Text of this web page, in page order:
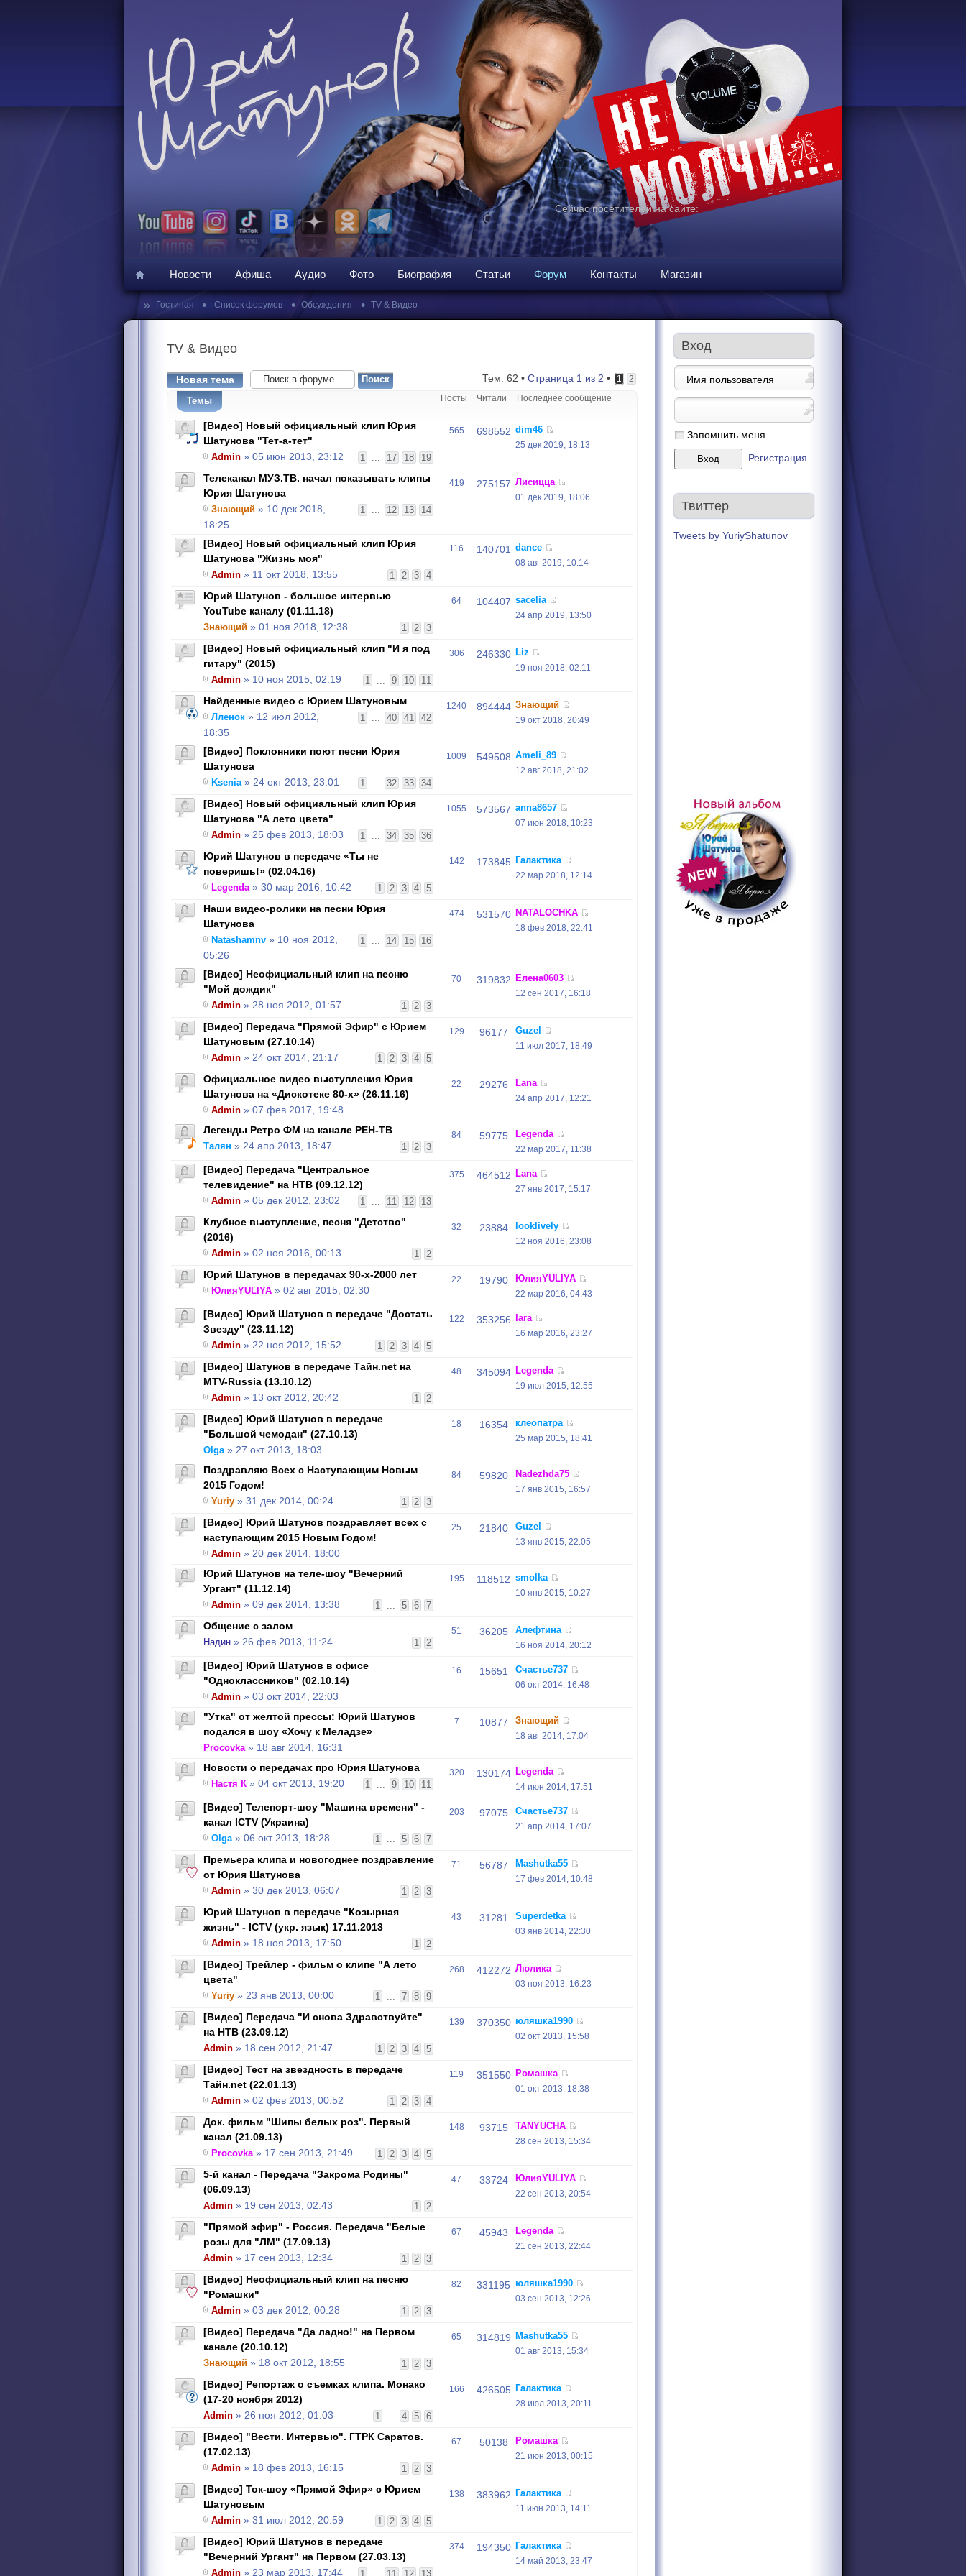
Сейчас посетителей на сайте:
Новости Афиша Аудио Фото Биография Статьи Форум Контакты Магазин
» Гостиная • Список форумов • Обсуждения • TV & Видео
TV & Видео
Новая тема Тем: 62 • Страница 1 из 2 • 1 2
Темы Посты Читали Последнее сообщение
[Видео] Новый официальный клип Юрия
Шатунова "Тет-а-тет"
1 ... 17 18 19
Admin » 05 июн 2013, 23:12
565 698552 dim46
25 дек 2019, 18:13
Телеканал МУЗ.ТВ. начал показывать клипы
Юрия Шатунова
1 ... 12 13 14
Знающий » 10 дек 2018,
18:25
419 275157 Лисицца
01 дек 2019, 18:06
[Видео] Новый официальный клип Юрия
Шатунова "Жизнь моя"
1 2 3 4
Admin » 11 окт 2018, 13:55
116 140701 dance
08 авг 2019, 10:14
Юрий Шатунов - большое интервью
YouTube каналу (01.11.18)
1 2 3
Знающий » 01 ноя 2018, 12:38
64 104407 sacelia
24 апр 2019, 13:50
[Видео] Новый официальный клип "И я под
гитару" (2015)
1 ... 9 10 11
Admin » 10 ноя 2015, 02:19
306 246330 Liz
19 ноя 2018, 02:11
Найденные видео с Юрием Шатуновым
1 ... 40 41 42
Лленок » 12 июл 2012,
18:35
1240 894444 Знающий
19 окт 2018, 20:49
[Видео] Поклонники поют песни Юрия
Шатунова
1 ... 32 33 34
Ksenia» 24 окт 2013, 23:01
1009 549508 Ameli_89
12 авг 2018, 21:02
[Видео] Новый официальный клип Юрия
Шатунова "А лето цвета"
1 ... 34 35 36
Admin » 25 фев 2013, 18:03
1055 573567 anna8657
07 июн 2018, 10:23
Юрий Шатунов в передаче «Ты не
поверишь!» (02.04.16)
1 2 3 4 5
Legenda» 30 мар 2016, 10:42
142 173845 Галактика
22 мар 2018, 12:14
Наши видео-ролики на песни Юрия
Шатунова
1 ... 14 15 16
Natashamnv » 10 ноя 2012,
05:26
474 531570 NATALOCHKA
18 фев 2018, 22:41
[Видео] Неофициальный клип на песню
"Мой дождик"
1 2 3
Admin » 28 ноя 2012, 01:57
70 319832 Елена0603
12 сен 2017, 16:18
[Видео] Передача "Прямой Эфир" с Юрием
Шатуновым (27.10.14)
1 2 3 4 5
Admin » 24 окт 2014, 21:17
129 96177 Guzel
11 июл 2017, 18:49
Официальное видео выступления Юрия
Шатунова на «Дискотеке 80-х» (26.11.16)
Admin » 07 фев 2017, 19:48
22 29276 Lana
24 апр 2017, 12:21
Легенды Ретро ФМ на канале РЕН-ТВ
1 2 3
Талян » 24 апр 2013, 18:47
84 59775 Legenda
22 мар 2017, 11:38
[Видео] Передача "Центральное
телевидение" на НТВ (09.12.12)
1 ... 11 12 13
Admin » 05 дек 2012, 23:02
375 464512 Lana
27 янв 2017, 15:17
Клубное выступление, песня "Детство"
(2016)
1 2
Admin » 02 ноя 2016, 00:13
32 23884 looklively
12 ноя 2016, 23:08
Юрий Шатунов в передачах 90-х-2000 лет
ЮлияYULIYA » 02 авг 2015, 02:30
22 19790 ЮлияYULIYA
22 мар 2016, 04:43
[Видео] Юрий Шатунов в передаче "Достать
Звезду" (23.11.12)
1 2 3 4 5
Admin » 22 ноя 2012, 15:52
122 353256 lara
16 мар 2016, 23:27
[Видео] Шатунов в передаче Тайн.net на
MTV-Russia (13.10.12)
1 2
Admin » 13 окт 2012, 20:42
48 345094 Legenda
19 июл 2015, 12:55
[Видео] Юрий Шатунов в передаче
"Большой чемодан" (27.10.13)
Olga» 27 окт 2013, 18:03
18 16354 клеопатра
25 мар 2015, 18:41
Поздравляю Всех с Наступающим Новым
2015 Годом!
1 2 3
Yuriy » 31 дек 2014, 00:24
84 59820 Nadezhda75
17 янв 2015, 16:57
[Видео] Юрий Шатунов поздравляет всех с
наступающим 2015 Новым Годом!
Admin » 20 дек 2014, 18:00
25 21840 Guzel
13 янв 2015, 22:05
Юрий Шатунов на теле-шоу "Вечерний
Ургант" (11.12.14)
1 ... 5 6 7
Admin » 09 дек 2014, 13:38
195 118512 smolka
10 янв 2015, 10:27
Общение с залом
1 2
Надин » 26 фев 2013, 11:24
51 36205 Алефтина
16 ноя 2014, 20:12
[Видео] Юрий Шатунов в офисе
"Одноклассников" (02.10.14)
Admin » 03 окт 2014, 22:03
16 15651 Счастье737
06 окт 2014, 16:48
"Утка" от желтой прессы: Юрий Шатунов
подался в шоу «Хочу к Меладзе»
Procovka» 18 авг 2014, 16:31
7 10877 Знающий
18 авг 2014, 17:04
Новости о передачах про Юрия Шатунова
1 ... 9 10 11
Настя К » 04 окт 2013, 19:20
320 130174 Legenda
14 июн 2014, 17:51
[Видео] Телепорт-шоу "Машина времени" -
канал ICTV (Украина)
1 ... 5 6 7
Olga» 06 окт 2013, 18:28
203 97075 Счастье737
21 апр 2014, 17:07
Премьера клипа и новогоднее поздравление
от Юрия Шатунова
1 2 3
Admin » 30 дек 2013, 06:07
71 56787 Mashutka55
17 фев 2014, 10:48
Юрий Шатунов в передаче "Козырная
жизнь" - ICTV (укр. язык) 17.11.2013
1 2
Admin » 18 ноя 2013, 17:50
43 31281 Superdetka
03 янв 2014, 22:30
[Видео] Трейлер - фильм о клипе "А лето
цвета"
1 ... 7 8 9
Yuriy » 23 янв 2013, 00:00
268 412272 Люлика
03 ноя 2013, 16:23
[Видео] Передача "И снова Здравствуйте"
на НТВ (23.09.12)
1 2 3 4 5
Admin » 18 сен 2012, 21:47
139 370350 юляшка1990
02 окт 2013, 15:58
[Видео] Тест на звездность в передаче
Тайн.net (22.01.13)
1 2 3 4
Admin » 02 фев 2013, 00:52
119 351550 Ромашка
01 окт 2013, 18:38
Док. фильм "Шипы белых роз". Первый
канал (21.09.13)
1 2 3 4 5
Procovka» 17 сен 2013, 21:49
148 93715 TANYUCHA
28 сен 2013, 15:34
5-й канал - Передача "Закрома Родины"
(06.09.13)
1 2
Admin » 19 сен 2013, 02:43
47 33724 ЮлияYULIYA
22 сен 2013, 20:54
"Прямой эфир" - Россия. Передача "Белые
розы для "ЛМ" (17.09.13)
1 2 3
Admin » 17 сен 2013, 12:34
67 45943 Legenda
21 сен 2013, 22:44
[Видео] Неофициальный клип на песню
"Ромашки"
1 2 3
Admin » 03 дек 2012, 00:28
82 331195 юляшка1990
03 сен 2013, 12:26
[Видео] Передача "Да ладно!" на Первом
канале (20.10.12)
1 2 3
Знающий » 18 окт 2012, 18:55
65 314819 Mashutka55
01 авг 2013, 15:34
[Видео] Репортаж о съемках клипа. Монако
(17-20 ноября 2012)
1 ... 4 5 6
Admin » 26 ноя 2012, 01:03
166 426505 Галактика
28 июл 2013, 20:11
[Видео] "Вести. Интервью". ГТРК Саратов.
(17.02.13)
1 2 3
Admin » 18 фев 2013, 16:15
67 50138 Ромашка
21 июн 2013, 00:15
[Видео] Ток-шоу «Прямой Эфир» c Юрием
Шатуновым
1 2 3 4 5
Admin » 31 июл 2012, 20:59
138 383962 Галактика
11 июн 2013, 14:11
[Видео] Юрий Шатунов в передаче
"Вечерний Ургант" на Первом (27.03.13)
1 11 12 13
Admin » 23 мар 2013, 17:44
374 194350 Галактика
14 май 2013, 23:47
Вход
Запомнить меня
Регистрация
Твиттер
Tweets by YuriyShatunov